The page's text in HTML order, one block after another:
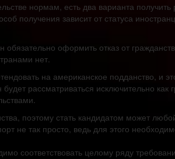
нормам, есть два варианта получить
получения зависит от статуса
обязательно оформить отказ от
нет.
на американское подданство, и
будет рассматриваться исключительно
поэтому стать кандидатом может
не так просто, ведь для этого
соответствовать целому ряду